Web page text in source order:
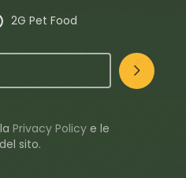
2G Pet Food
Privacy Policy e le
del sito.